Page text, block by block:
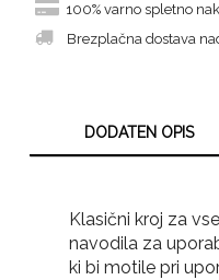
100% varno spletno
Brezplačna dostava
DODATEN OPIS
Klasični kroj za
navodila za
ki bi motile pri